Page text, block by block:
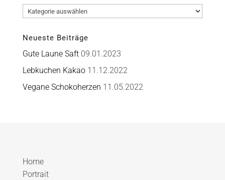
Kategorien
Neueste Beiträge
Gute Laune Saft 09.01.2023
Lebkuchen Kakao 11.12.2022
Vegane Schokoherzen 11.05.2022
Home
Portrait